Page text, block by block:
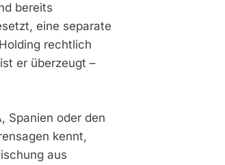
bereits
eine separate
rechtlich
er überzeugt –
Spanien oder den
kennt,
aus